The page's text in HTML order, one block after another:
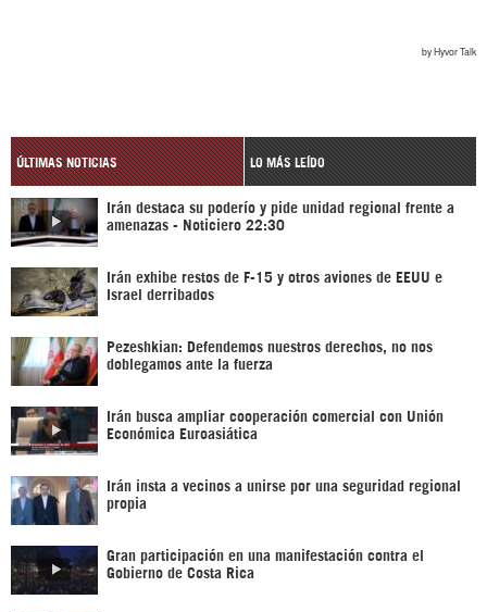
ÚLTIMAS NOTICIAS LO MÁS LEÍDO
Irán destaca su poderío y pide unidad regional frente a
amenazas - Noticiero 22:30
Irán exhibe restos de F-15 y otros aviones de EEUU e
Israel derribados
Pezeshkian: Defendemos nuestros derechos, no nos
doblegamos ante la fuerza
Irán busca ampliar cooperación comercial con Unión
Económica Euroasiática
Irán insta a vecinos a unirse por una seguridad regional
propia
Gran participación en una manifestación contra el
Gobierno de Costa Rica